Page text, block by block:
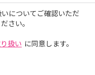
についてご確認いただ
さい。
扱い に同意します。